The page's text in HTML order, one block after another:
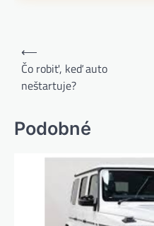
Navigácia
článku
⟵
Čo robiť, keď auto
neštartuje?
Podobné